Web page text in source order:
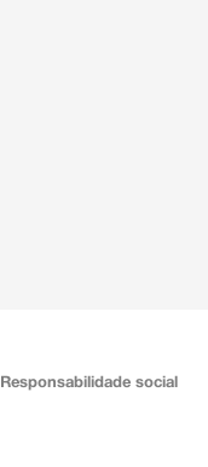
Responsabilidade social